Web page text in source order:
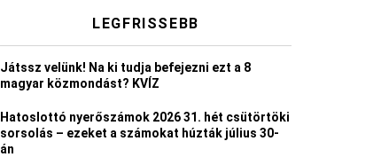
LEGFRISSEBB
Játssz velünk! Na ki tudja befejezni ezt a 8
magyar közmondást? KVÍZ
Hatoslottó nyerőszámok 2026 31. hét csütörtöki
sorsolás – ezeket a számokat húzták július 30-
án